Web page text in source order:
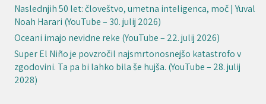
Naslednjih 50 let: človeštvo, umetna inteligenca, moč | Yuval
Noah Harari (YouTube – 30. julij 2026)
Oceani imajo nevidne reke (YouTube – 22. julij 2026)
Super El Niño je povzročil najsmrtonosnejšo katastrofo v
zgodovini. Ta pa bi lahko bila še hujša. (YouTube – 28. julij
2028)